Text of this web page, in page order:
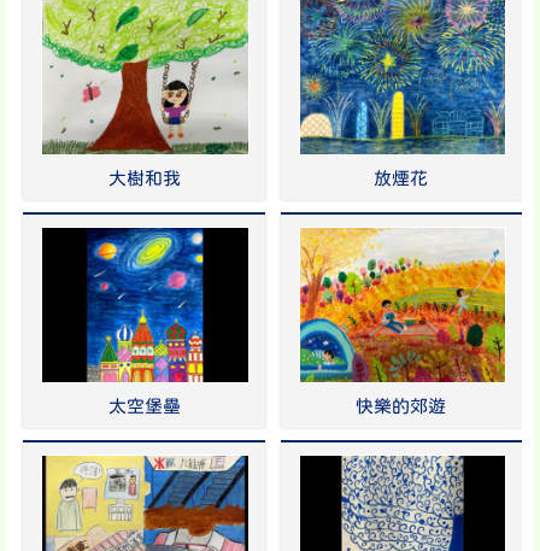
大樹和我 放煙花
太空堡壘 快樂的郊遊